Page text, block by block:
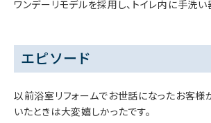
ワンデーリモデルを採用し、トイレ内に手洗い
エピソード
以前浴室リフォームでお世話になったお客様
いたときは大変嬉しかったです。